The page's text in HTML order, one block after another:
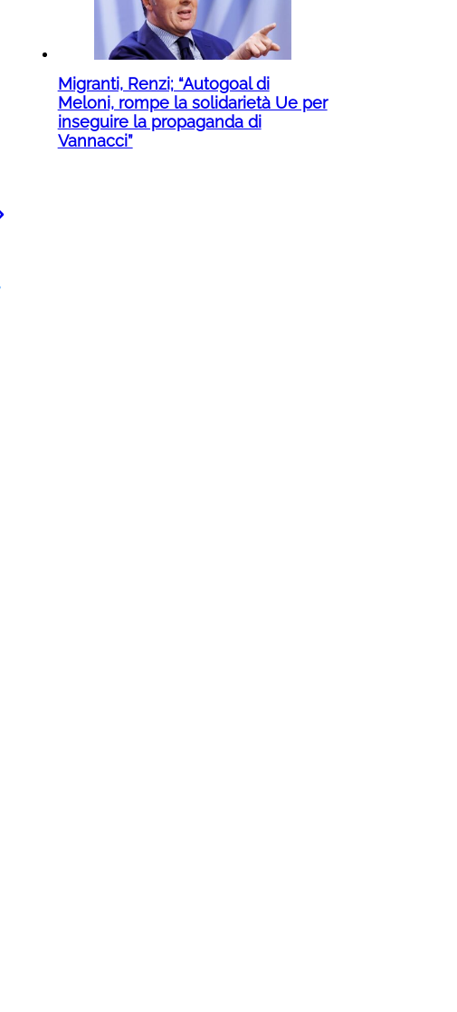
Migranti, Renzi; “Autogoal di
Meloni, rompe la solidarietà Ue per
inseguire la propaganda di
Vannacci”